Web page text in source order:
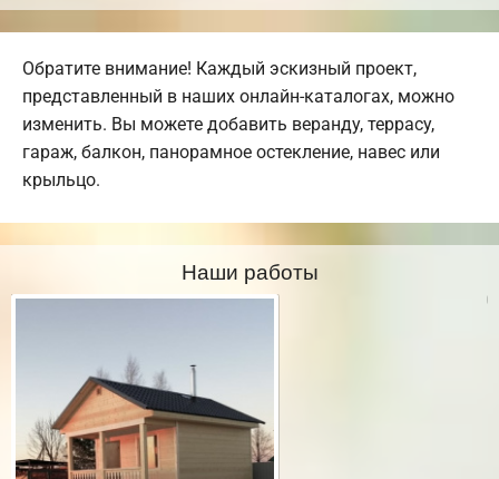
Обратите внимание! Каждый эскизный проект,
представленный в наших онлайн-каталогах, можно
изменить. Вы можете добавить веранду, террасу,
гараж, балкон, панорамное остекление, навес или
крыльцо.
Наши работы